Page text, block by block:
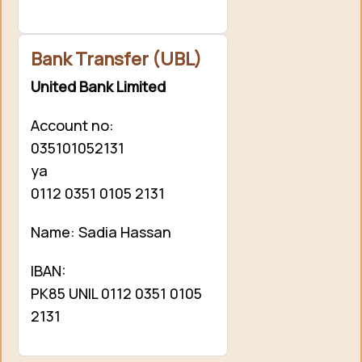
Bank Transfer (UBL)
United Bank Limited
Account no:
035101052131
ya
0112 0351 0105 2131
Name: Sadia Hassan
IBAN:
PK85 UNIL 0112 0351 0105
2131